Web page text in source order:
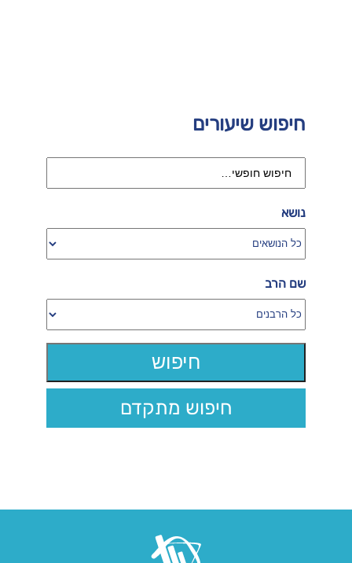
חיפוש שיעורים
נושא
שם הרב
חיפוש מתקדם